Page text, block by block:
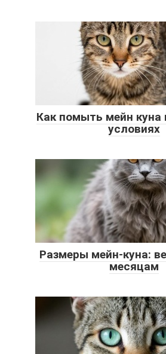
Как помыть мейн
условиях
Размеры мейн-куна:
месяцам